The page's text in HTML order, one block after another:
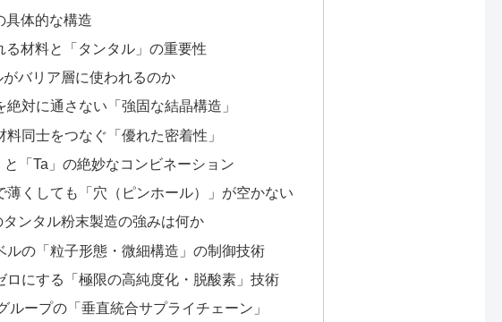
具体的な構造
る材料と「タンタル」の重要性
バリア層に使われるのか
絶対に通さない「強固な結晶構造」
料同士をつなぐ「優れた密着性」
と「Ta」の絶妙なコンビネーション
薄くしても「穴（ピンホール）」が空かない
タンタル粉末製造の強みは何か
ルの「粒子形態・微細構造」の制御技術
ロにする「極限の高純度化・脱酸素」技術
ループの「垂直統合サプライチェーン」